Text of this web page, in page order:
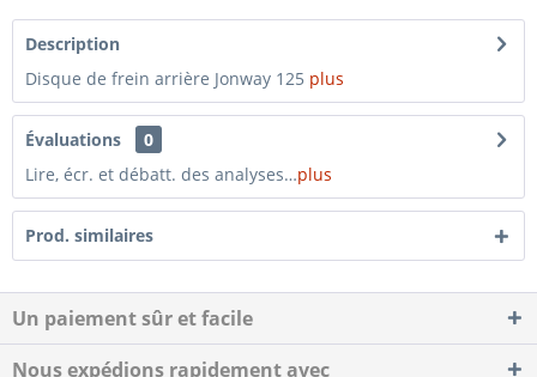
Description
Disque de frein arrière Jonway 125 plus
Évaluations
0
Lire, écr. et débatt. des analyses…plus
Prod. similaires
Un paiement sûr et facile
Nous expédions rapidement avec